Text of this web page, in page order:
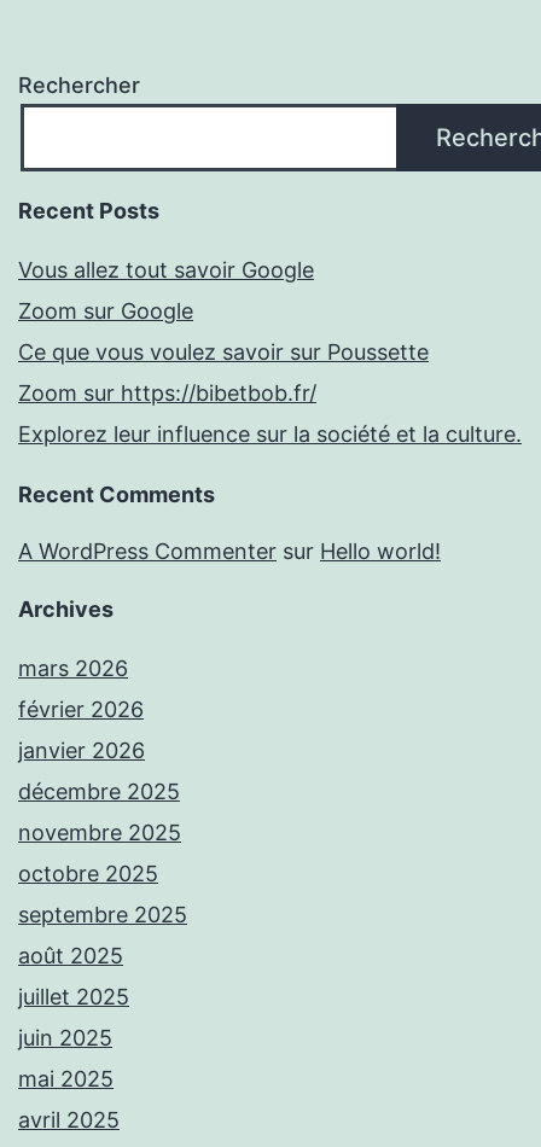
Rechercher
Recent Posts
Vous allez tout savoir Google
Zoom sur Google
Ce que vous voulez savoir sur Poussette
Zoom sur https://bibetbob.fr/
Explorez leur influence sur la société et la culture.
Recent Comments
A WordPress Commenter sur Hello world!
Archives
mars 2026
février 2026
janvier 2026
décembre 2025
novembre 2025
octobre 2025
septembre 2025
août 2025
juillet 2025
juin 2025
mai 2025
avril 2025